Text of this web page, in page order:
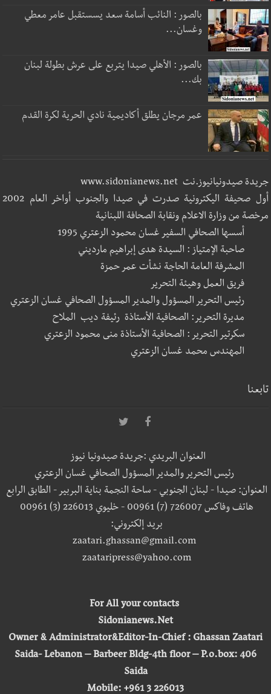
بالصور : النائب أسامة سعد يسستقبل عامر معطي
وغسان...
بالصور : الأهلي صيدا يتربع على عرش بطولة لبنان
بك...
عمر مرجان يطلق أكاديمية نادي الحرية لكرة القدم
جريدة صيدونيانيوز.نت www.sidonianews.net
أول صحيفة اليكترونية صدرت في صيدا والجنوب أواخر العام 2002
مرخصة من وزارة الاعلام ونقابة الصحافة اللبنانية
أسسها الصحافي السفير غسان محمود الزعتري 1995
صاحبة الإمتياز : السيدة هدى إبراهيم مارديني
المشرفة العامة الحاجة نشأت عمر حمزة
فريق العمل وهيئة التحرير
رئيس التحرير المسؤول والمدير المسؤول الصحافي غسان الزعتري
مديرة التحرير: الصحافية الأستاذة رئيفة ديب الملاح
سكرتير التحرير : الصحافية الأستاذة منى محمود الزعتري
المهندس محمد غسان الزعتري
تابعنا
العنوان البريدي :جريدة صيدونيا نيوز
رئيس التحرير والمدير المسؤول الصحافي غسان الزعتري
العنوان: صيدا - لبنان الجنوبي - ساحة النجمة بناية البربير - الطابق الرابع
هاتف وفاكس 726007 (7) 00961 - خليوي 226013 (3) 00961
بريد إلكتروني:
zaatari.ghassan@gmail.com
zaataripress@yahoo.com
For All your contacts
Sidonianews.Net
Owner & Administrator&Editor-In-Chief : Ghassan Zaatari
Saida- Lebanon – Barbeer Bldg-4th floor – P.o.box: 406
Saida
Mobile: +961 3 226013